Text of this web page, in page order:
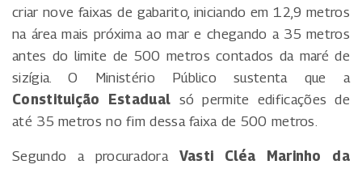
criar nove faixas de gabarito, iniciando em 12,9 metros
na área mais próxima ao mar e chegando a 35 metros
antes do limite de 500 metros contados da maré de
sizígia. O Ministério Público sustenta que a
Constituição Estadual só permite edificações de
até 35 metros no fim dessa faixa de 500 metros.
Segundo a procuradora Vasti Cléa Marinho da